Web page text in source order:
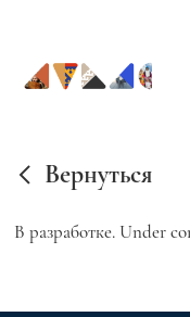
Вернуться
В разработке. Under